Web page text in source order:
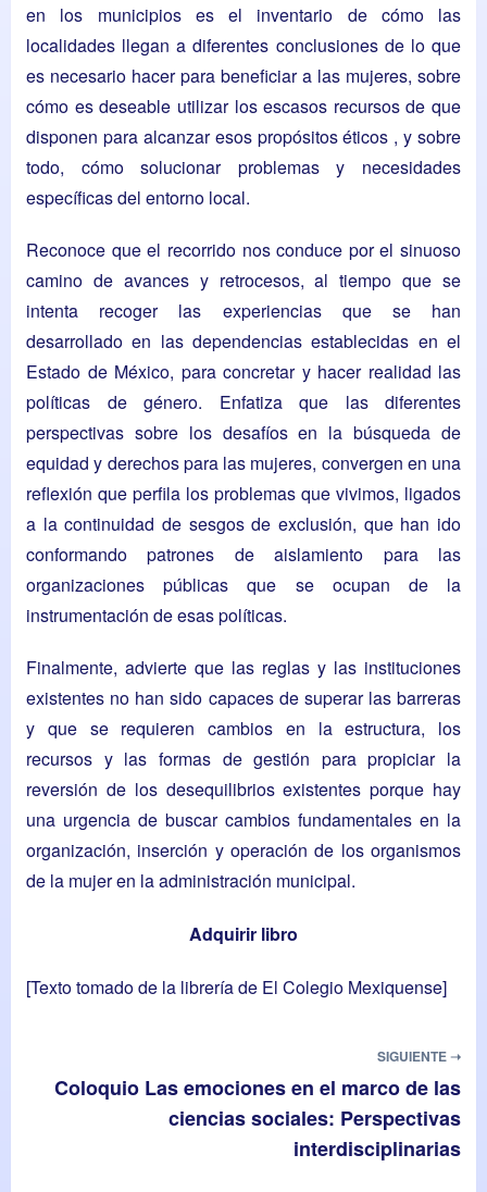
en los municipios es el inventario de cómo las
localidades llegan a diferentes conclusiones de lo que
es necesario hacer para beneficiar a las mujeres, sobre
cómo es deseable utilizar los escasos recursos de que
disponen para alcanzar esos propósitos éticos , y sobre
todo, cómo solucionar problemas y necesidades
específicas del entorno local.
Reconoce que el recorrido nos conduce por el sinuoso
camino de avances y retrocesos, al tiempo que se
intenta recoger las experiencias que se han
desarrollado en las dependencias establecidas en el
Estado de México, para concretar y hacer realidad las
políticas de género. Enfatiza que las diferentes
perspectivas sobre los desafíos en la búsqueda de
equidad y derechos para las mujeres, convergen en una
reflexión que perfila los problemas que vivimos, ligados
a la continuidad de sesgos de exclusión, que han ido
conformando patrones de aislamiento para las
organizaciones públicas que se ocupan de la
instrumentación de esas políticas.
Finalmente, advierte que las reglas y las instituciones
existentes no han sido capaces de superar las barreras
y que se requieren cambios en la estructura, los
recursos y las formas de gestión para propiciar la
reversión de los desequilibrios existentes porque hay
una urgencia de buscar cambios fundamentales en la
organización, inserción y operación de los organismos
de la mujer en la administración municipal.
Adquirir libro
[Texto tomado de la libreríade El Colegio Mexiquense]
SIGUIENTE ➝
Coloquio Las emociones en el marco de las
ciencias sociales: Perspectivas
interdisciplinarias